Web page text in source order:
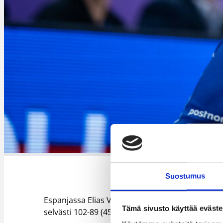
Suostumus
Tämä sivusto käyttää
Espanjassa Elias Valtosen Manresa varmisti
selvästi 102-89 (45-43) Valtosen kirjauttaessa